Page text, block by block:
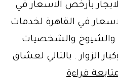
بأرخص الاسعار في
في القاهرة لخدمات
والشيوخ والشخصيات
الزوار . بالتالي لعشاق
قراءةRange